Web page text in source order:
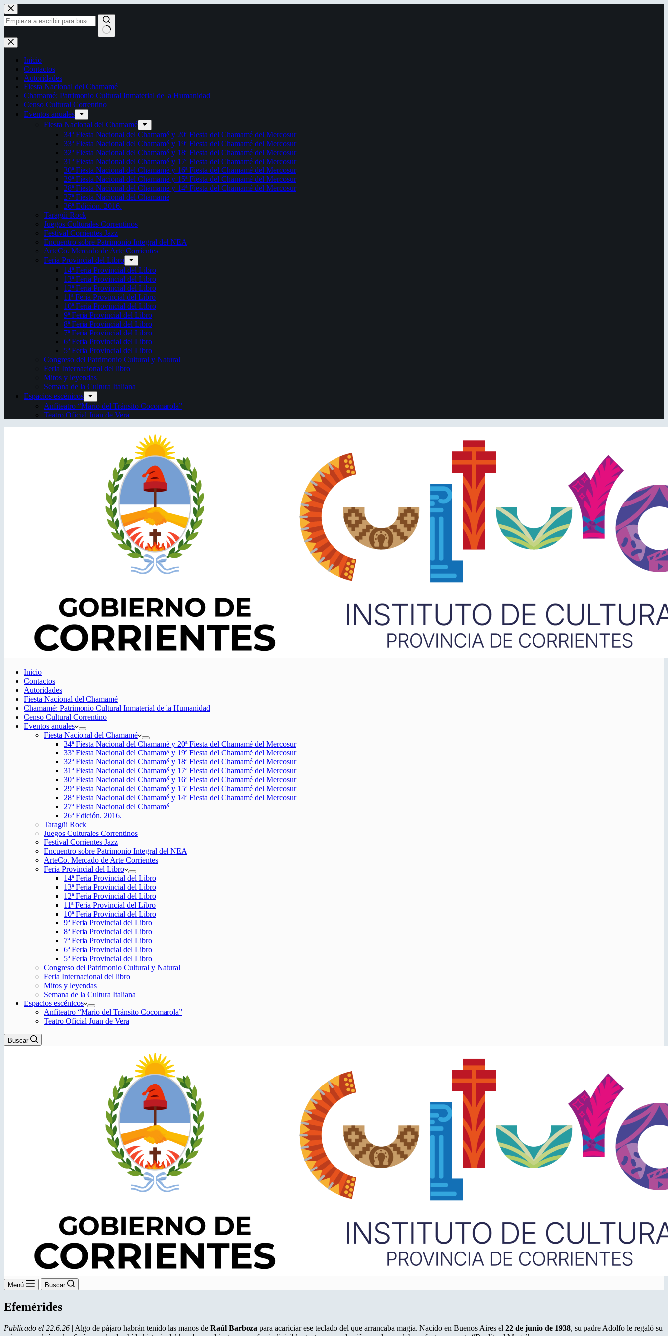
Saltar
al
contenido
Sin
resultados
Inicio
Contactos
Autoridades
Fiesta Nacional del Chamamé
Chamamé: Patrimonio Cultural Inmaterial de la Humanidad
Censo Cultural Correntino
Eventos anuales
Fiesta Nacional del Chamamé
34ª Fiesta Nacional del Chamamé y 20ª Fiesta del Chamamé del Mercosur
33ª Fiesta Nacional del Chamamé y 19ª Fiesta del Chamamé del Mercosur
32ª Fiesta Nacional del Chamamé y 18ª Fiesta del Chamamé del Mercosur
31ª Fiesta Nacional del Chamamé y 17ª Fiesta del Chamamé del Mercosur
30ª Fiesta Nacional del Chamamé y 16ª Fiesta del Chamamé del Mercosur
29ª Fiesta Nacional del Chamamé y 15ª Fiesta del Chamamé del Mercosur
28ª Fiesta Nacional del Chamamé y 14ª Fiesta del Chamamé del Mercosur
27ª Fiesta Nacional del Chamamé
26ª Edición. 2016.
Taragüi Rock
Juegos Culturales Correntinos
Festival Corrientes Jazz
Encuentro sobre Patrimonio Integral del NEA
ArteCo. Mercado de Arte Corrientes
Feria Provincial del Libro
14ª Feria Provincial del Libro
13ª Feria Provincial del Libro
12ª Feria Provincial del Libro
11ª Feria Provincial del Libro
10ª Feria Provincial del Libro
9ª Feria Provincial del Libro
8ª Feria Provincial del Libro
7ª Feria Provincial del Libro
6ª Feria Provincial del Libro
5ª Feria Provincial del Libro
Congreso del Patrimonio Cultural y Natural
Feria Internacional del libro
Mitos y leyendas
Semana de la Cultura Italiana
Espacios escénicos
Anfiteatro “Mario del Tránsito Cocomarola”
Teatro Oficial Juan de Vera
Inicio
Contactos
Autoridades
Fiesta Nacional del Chamamé
Chamamé: Patrimonio Cultural Inmaterial de la Humanidad
Censo Cultural Correntino
Eventos anuales
Fiesta Nacional del Chamamé
34ª Fiesta Nacional del Chamamé y 20ª Fiesta del Chamamé del Mercosur
33ª Fiesta Nacional del Chamamé y 19ª Fiesta del Chamamé del Mercosur
32ª Fiesta Nacional del Chamamé y 18ª Fiesta del Chamamé del Mercosur
31ª Fiesta Nacional del Chamamé y 17ª Fiesta del Chamamé del Mercosur
30ª Fiesta Nacional del Chamamé y 16ª Fiesta del Chamamé del Mercosur
29ª Fiesta Nacional del Chamamé y 15ª Fiesta del Chamamé del Mercosur
28ª Fiesta Nacional del Chamamé y 14ª Fiesta del Chamamé del Mercosur
27ª Fiesta Nacional del Chamamé
26ª Edición. 2016.
Taragüi Rock
Juegos Culturales Correntinos
Festival Corrientes Jazz
Encuentro sobre Patrimonio Integral del NEA
ArteCo. Mercado de Arte Corrientes
Feria Provincial del Libro
14ª Feria Provincial del Libro
13ª Feria Provincial del Libro
12ª Feria Provincial del Libro
11ª Feria Provincial del Libro
10ª Feria Provincial del Libro
9ª Feria Provincial del Libro
8ª Feria Provincial del Libro
7ª Feria Provincial del Libro
6ª Feria Provincial del Libro
5ª Feria Provincial del Libro
Congreso del Patrimonio Cultural y Natural
Feria Internacional del libro
Mitos y leyendas
Semana de la Cultura Italiana
Espacios escénicos
Anfiteatro “Mario del Tránsito Cocomarola”
Teatro Oficial Juan de Vera
Buscar
Menú Buscar
Efemérides
Publicado el 22.6.26 | Algo de pájaro habrán tenido las manos de Raúl Barboza para acariciar ese teclado del que arrancaba magia. Nacido en Buenos Aires el 22 de junio de 1938, su padre Adolfo le regaló su